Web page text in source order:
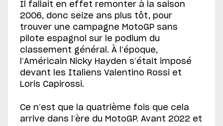
Il fallait en effet remonter à la saison
2006, donc seize ans plus tôt, pour
trouver une campagne MotoGP sans
pilote espagnol sur le podium du
classement général. À l’époque,
l’Américain Nicky Hayden s’était imposé
devant les Italiens Valentino Rossi et
Loris Capirossi.
Ce n’est que la quatrième fois que cela
arrive dans l’ère du MotoGP. Avant 2022 et